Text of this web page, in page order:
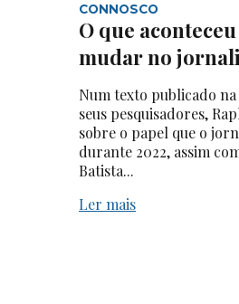
CONNOSCO
O que
mudar no
Num texto publicado
seus pesquisadores,
sobre o papel que o
durante 2022, assim
Batista...
Ler mais